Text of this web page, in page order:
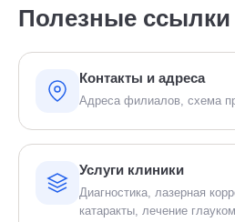
Полезные ссылки
Контакты и адреса
Адреса филиалов, схема
Услуги клиники
Диагностика, лазерная
катаракты, лечение